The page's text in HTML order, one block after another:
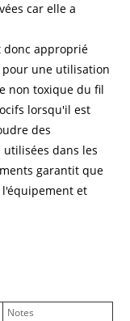
car elle a
donc approprié
une utilisation
non toxique du fil
lorsqu'il est
des
dans les
garantit que
et
Notes